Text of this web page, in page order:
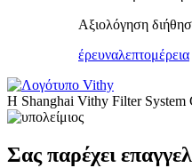
Αξιολόγηση
έρευναλεπτομέρεια
Η Shanghai Vithy Filter System
Σας παρέχει